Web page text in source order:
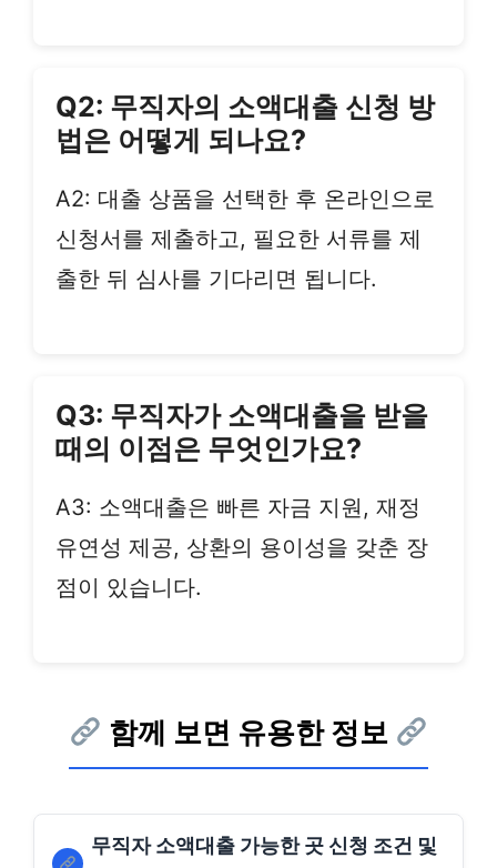
Q2: 무직자의 소액대출 신청 방
법은 어떻게 되나요?
A2: 대출 상품을 선택한 후 온라인으로
신청서를 제출하고, 필요한 서류를 제
출한 뒤 심사를 기다리면 됩니다.
Q3: 무직자가 소액대출을 받을
때의 이점은 무엇인가요?
A3: 소액대출은 빠른 자금 지원, 재정
유연성 제공, 상환의 용이성을 갖춘 장
점이 있습니다.
함께 보면 유용한 정보
무직자 소액대출 가능한 곳 신청 조건 및